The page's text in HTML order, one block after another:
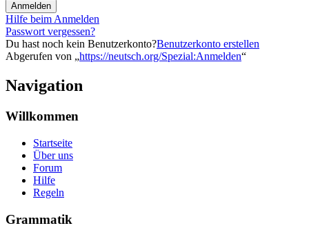
Anmelden
Hilfe beim Anmelden
Passwort vergessen?
Du hast noch kein Benutzerkonto?Benutzerkonto erstellen
Abgerufen von „https://neutsch.org/Spezial:Anmelden“
Navigation
Willkommen
Startseite
Über uns
Forum
Hilfe
Regeln
Grammatik